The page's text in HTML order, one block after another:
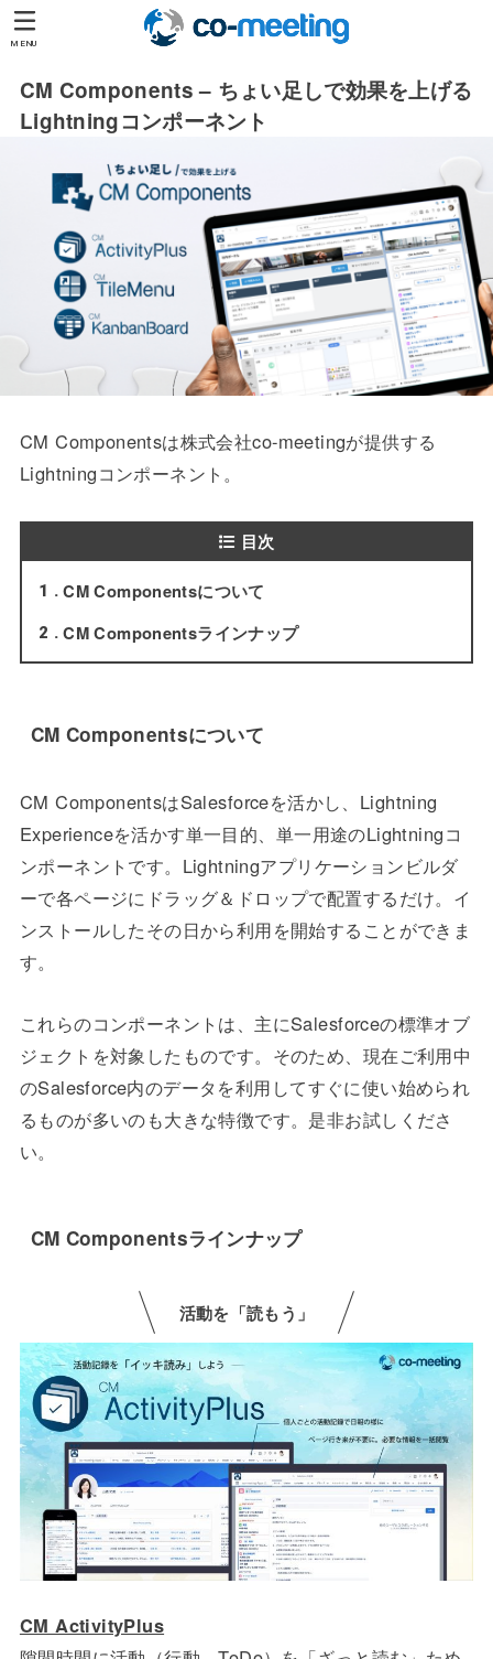
MENU
CM Components – ちょい足しで効果を上げる
Lightningコンポーネント
CM Componentsは株式会社co-meetingが提供する
Lightningコンポーネント。
目次
1 CM Componentsについて
2 CM Componentsラインナップ
CM Componentsについて
CM ComponentsはSalesforceを活かし、Lightning
Experienceを活かす単一目的、単一用途のLightningコ
ンポーネントです。Lightningアプリケーションビルダ
ーで各ページにドラッグ＆ドロップで配置するだけ。イ
ンストールしたその日から利用を開始することができま
す。
これらのコンポーネントは、主にSalesforceの標準オブ
ジェクトを対象したものです。そのため、現在ご利用中
のSalesforce内のデータを利用してすぐに使い始められ
るものが多いのも大きな特徴です。是非お試しくださ
い。
CM Componentsラインナップ
活動を「読もう」
CM ActivityPlus